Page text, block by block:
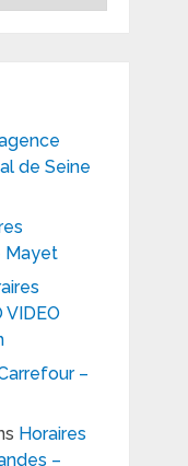
de Seine
Mayet
VIDEO
–
Horaires
–